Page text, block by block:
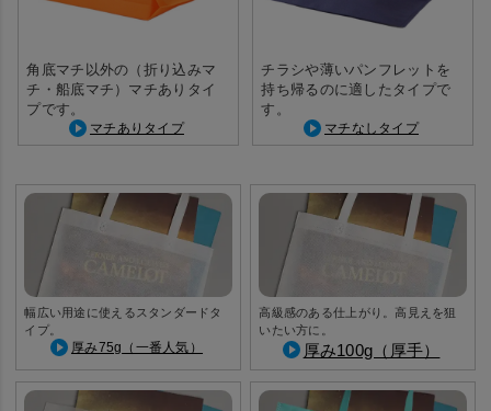
角底マチ以外の（折り込みマ
チ・船底マチ）マチありタイ
プです。
マチありタイプ
チラシや薄いパンフレットを
持ち帰るのに適したタイプで
す。
マチなしタイプ
幅広い用途に使えるスタンダードタ
イプ。
厚み75g（一番人気）
高級感のある仕上がり。高見えを狙
いたい方に。
厚み100g（厚手）